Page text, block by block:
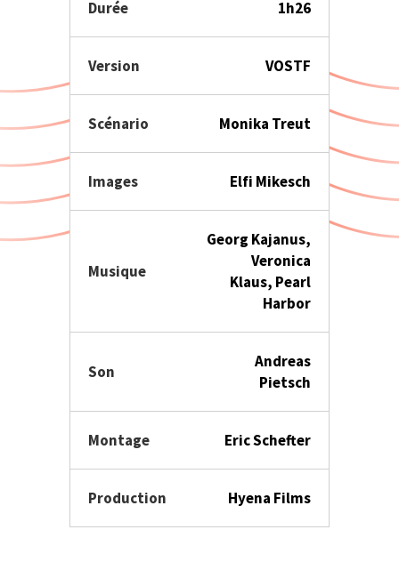
Durée 1h26
Version VOSTF
Scénario Monika Treut
Images Elfi Mikesch
Musique
Georg Kajanus,
Veronica
Klaus, Pearl
Harbor
Son
Andreas
Pietsch
Montage Eric Schefter
Production Hyena Films